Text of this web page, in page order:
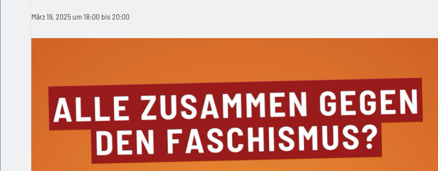
März 19, 2025 um 18:00 bis20:00